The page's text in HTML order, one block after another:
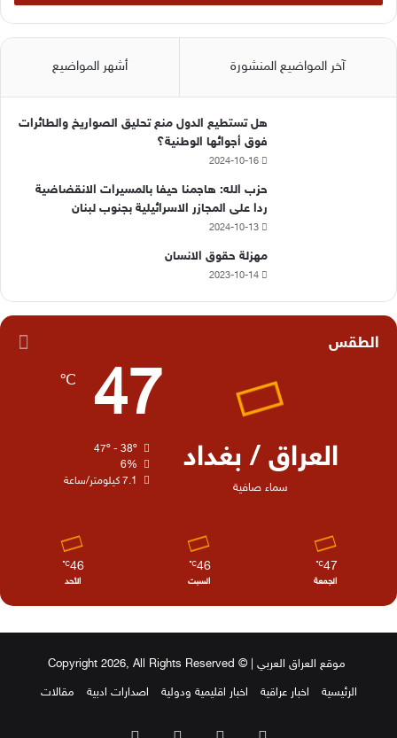
آخر المواضيع المنشورة أشهر المواضيع
هل تستطيع الدول منع تحليق الصواريخ والطائرات
فوق أجوائها الوطنية؟
2024-10-16
حزب الله: هاجمنا حيفا بالمسيرات الانقضاضية
ردا على المجازر الاسرائيلية بجنوب لبنان
2024-10-13
مهزلة حقوق الانسان
2023-10-14
الطقس
العراق / بغداد
سماء صافية
47
℃
47º - 38º
6%
7.1 كيلومتر/ساعة
47
℃
الجمعة
46
℃
السبت
46
℃
الأحد
موقع العراق العربي | © Copyright 2026, All Rights Reserved
الرئيسية
اخبار عراقية اخبار اقليمية ودولية اصدارات ادبية مقالات